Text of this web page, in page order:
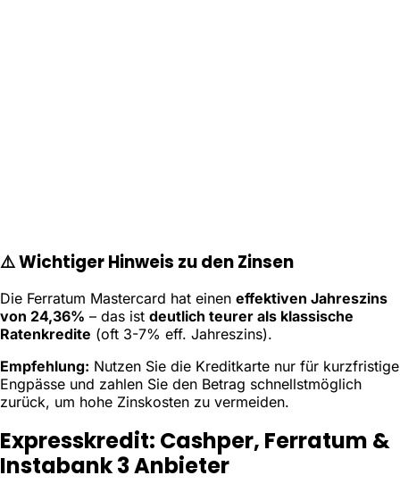
⚠️ Wichtiger Hinweis zu den Zinsen
Die Ferratum Mastercard hat einen effektiven Jahreszins
von 24,36% – das ist deutlich teurer als klassische
Ratenkredite (oft 3-7% eff. Jahreszins).
Empfehlung: Nutzen Sie die Kreditkarte nur für kurzfristige
Engpässe und zahlen Sie den Betrag schnellstmöglich
zurück, um hohe Zinskosten zu vermeiden.
Expresskredit: Cashper, Ferratum &
Instabank3 Anbieter